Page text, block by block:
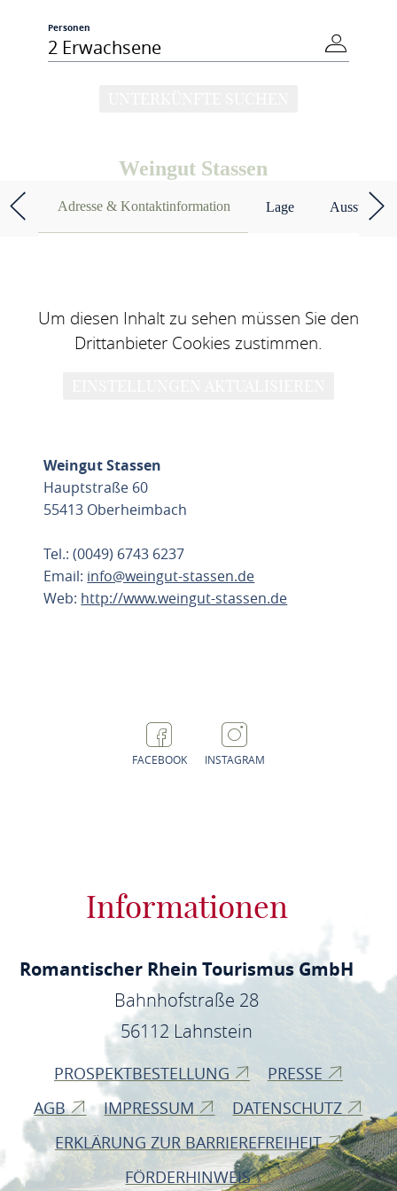
Personen
2 Erwachsene
Weingut Stassen
Adresse & Kontaktinformation Lage
Um diesen Inhalt zu sehen müssen Sie den
Drittanbieter Cookies zustimmen.
Weingut Stassen
Hauptstraße 60
55413 Oberheimbach
Tel.: (0049) 6743 6237
Email: info@weingut-stassen.de
Web: http://www.weingut-stassen.de
FACEBOOK INSTAGRAM
Informationen
Romantischer Rhein Tourismus GmbH
Bahnhofstraße 28
56112 Lahnstein
PROSPEKTBESTELLUNG
PRESSE
AGB
IMPRESSUM
DATENSCHUTZ
ERKLÄRUNG ZUR BARRIEREFREIHEIT
FÖRDERHINWEIS